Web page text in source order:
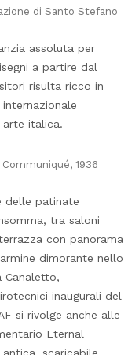
di Santo Stefano
assoluta per
a partire dal
risulta ricco in
italica.
1936
delle patinate
tra saloni
con panorama
dimorante nello
Canaletto,
inaugurali del
si rivolge anche alle
Eternal
scaricabile